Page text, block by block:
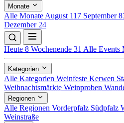
Monate
Alle Monate August 117 September
Dezember 24
Heute 8 Wochenende 31 Alle Events
Kategorien
Alle Kategorien Weinfeste Kerwen
Weihnachtsmärkte Weinproben
Regionen
Alle Regionen Vorderpfalz Südpfalz
Weinstraße